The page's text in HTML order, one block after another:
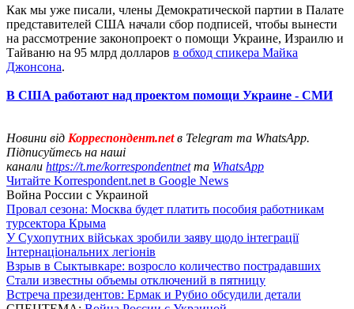
Как мы уже писали, члены Демократической партии в Палате
представителей США начали сбор подписей, чтобы вынести
на рассмотрение законопроект о помощи Украине, Израилю и
Тайваню на 95 млрд долларов в обход спикера Майка
Джонсона.
В США работают над проектом помощи Украине - СМИ
Новини від Корреспондент.netв Telegram та WhatsApp.
Підписуйтесь на наші
канали https://t.me/korrespondentnetта WhatsApp
Читайте Korrespondent.net в Google News
Война России с Украиной
Провал сезона: Москва будет платить пособия работникам
турсектора Крыма
У Сухопутних військах зробили заяву щодо інтеграції
Інтернаціональних легіонів
Взрыв в Сыктывкаре: возросло количество пострадавших
Стали известны объемы отключений в пятницу
Встреча президентов: Ермак и Рубио обсудили детали